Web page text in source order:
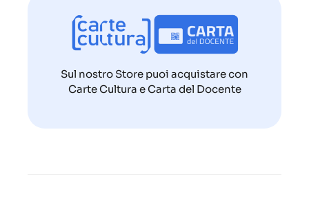
Sul nostro Store puoi acquistare con
Carte Cultura e Carta del Docente